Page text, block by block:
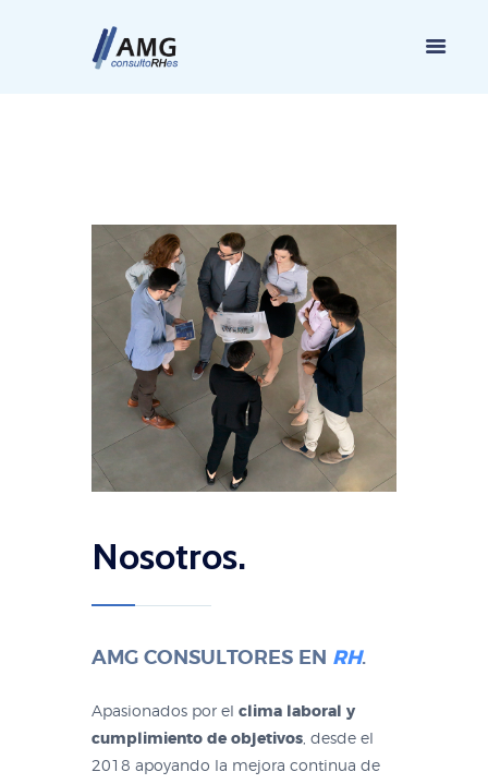
Nosotros.
AMG CONSULTORES EN RH.
Apasionados por el clima laboral y
cumplimiento de objetivos , desde el
2018 apoyando la mejora continua de